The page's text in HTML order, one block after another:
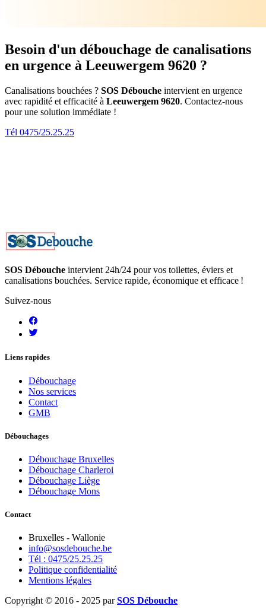
Besoin d'un débouchage de canalisations
en urgence à Leeuwergem 9620 ?
Canalisations bouchées ? SOS Débouche intervient en urgence
avec rapidité et efficacité à Leeuwergem 9620. Contactez-nous
pour une solution immédiate !
Tél 0475/25.25.25
SOS Débouche intervient 24h/24 pour vos toilettes, éviers et
canalisations bouchées. Service rapide, économique et efficace !
Suivez-nous
Liens rapides
Débouchage
Nos services
Contact
GMB
Débouchages
Débouchage Bruxelles
Débouchage Charleroi
Débouchage Liège
Débouchage Mons
Contact
Bruxelles - Wallonie
info@sosdebouche.be
Tél : 0475/25.25.25
Politique confidentialité
Mentions légales
Copyright © 2016 - 2025 parSOS Débouche